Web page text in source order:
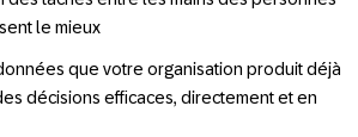
le mieux
que votre organisation produit déjà
décisions efficaces, directement et en